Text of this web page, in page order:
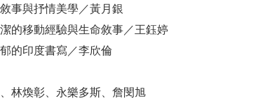
事與抒情美學／黃月銀
的移動經驗與生命敘事／王鈺婷
的印度書寫／李欣倫
林煥彰、永樂多斯、詹閔旭